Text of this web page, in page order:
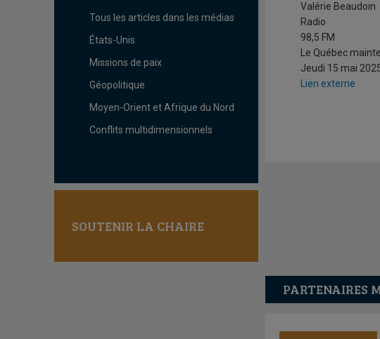
Tous les articles dans les médias
États-Unis
Missions de paix
Géopolitique
Moyen-Orient et Afrique du Nord
Conflits multidimensionnels
SOUTENIR LA CHAIRE
Valérie Beaudoin
Radio
98,5 FM
Le Québec
Jeudi 15 mai
Lien externe
PARTENAIRES